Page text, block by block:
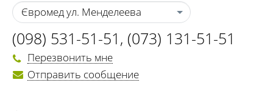
Євромед ул. Менделеева
(098) 531-51-51, (073) 131-51-51
Перезвонить мне
Отправить сообщение